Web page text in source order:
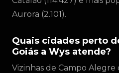
Aurora (2.101).
Quais cidades perto
Goiás a Wys atende?
Vizinhas de Campo Alegre